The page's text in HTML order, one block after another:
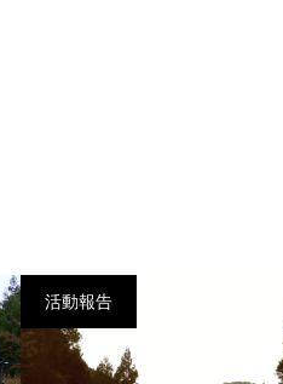
活動報告